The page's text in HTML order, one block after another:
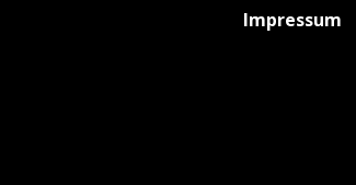
Impressum